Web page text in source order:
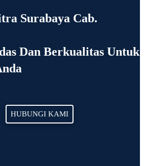
Surabaya Cab.
Dan Berkualitas Untuk
HUBUNGI KAMI